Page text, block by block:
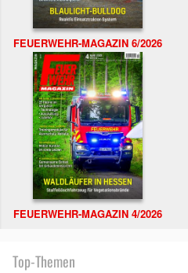
FEUERWEHR-MAGAZIN 6/2026
FEUERWEHR-MAGAZIN 4/2026
Top-Themen